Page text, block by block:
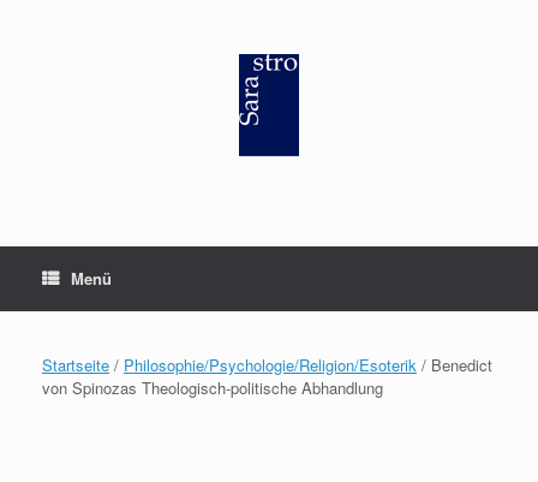
Menü
Startseite / Philosophie/Psychologie/Religion/Esoterik / Benedict
von Spinozas Theologisch-politische Abhandlung